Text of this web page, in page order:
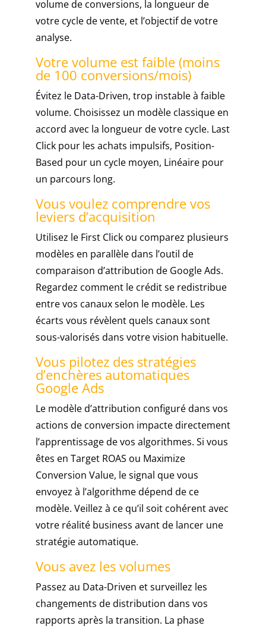
volume de conversions, la longueur de
votre cycle de vente, et l’objectif de votre
analyse.
Votre volume est faible (moins
de 100 conversions/mois)
Évitez le Data-Driven, trop instable à faible
volume. Choisissez un modèle classique en
accord avec la longueur de votre cycle. Last
Click pour les achats impulsifs, Position-
Based pour un cycle moyen, Linéaire pour
un parcours long.
Vous voulez comprendre vos
leviers d’acquisition
Utilisez le First Click ou comparez plusieurs
modèles en parallèle dans l’outil de
comparaison d’attribution de Google Ads.
Regardez comment le crédit se redistribue
entre vos canaux selon le modèle. Les
écarts vous révèlent quels canaux sont
sous-valorisés dans votre vision habituelle.
Vous pilotez des stratégies
d’enchères automatiques
Google Ads
Le modèle d’attribution configuré dans vos
actions de conversion impacte directement
l’apprentissage de vos algorithmes. Si vous
êtes en Target ROAS ou Maximize
Conversion Value, le signal que vous
envoyez à l’algorithme dépend de ce
modèle. Veillez à ce qu’il soit cohérent avec
votre réalité business avant de lancer une
stratégie automatique.
Vous avez les volumes
Passez au Data-Driven et surveillez les
changements de distribution dans vos
rapports après la transition. La phase